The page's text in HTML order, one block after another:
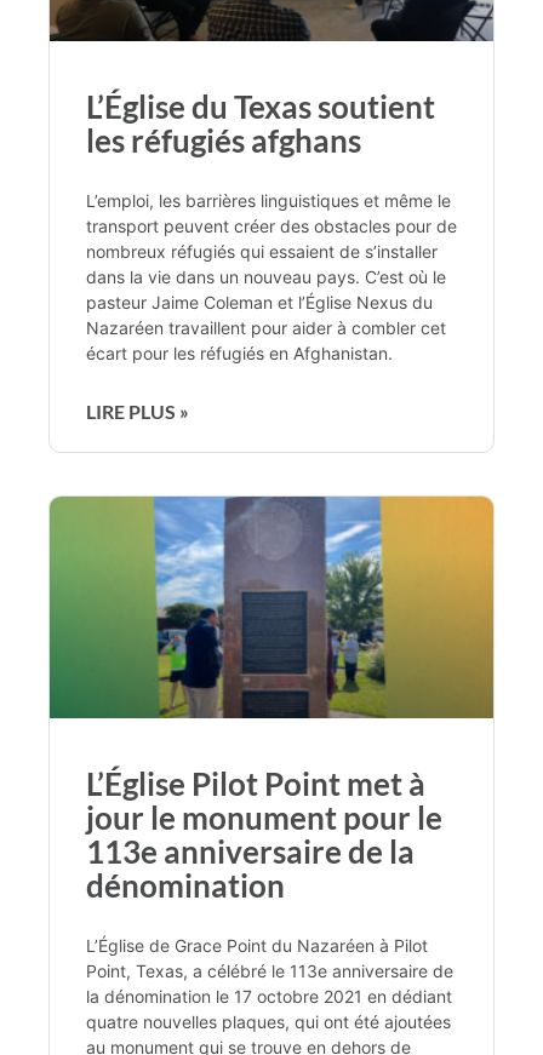
L’Église du Texas soutient
les réfugiés afghans
L’emploi, les barrières linguistiques et même le
transport peuvent créer des obstacles pour de
nombreux réfugiés qui essaient de s’installer
dans la vie dans un nouveau pays. C’est où le
pasteur Jaime Coleman et l’Église Nexus du
Nazaréen travaillent pour aider à combler cet
écart pour les réfugiés en Afghanistan.
LIRE PLUS »
L’Église Pilot Point met à
jour le monument pour le
113e anniversaire de la
dénomination
L’Église de Grace Point du Nazaréen à Pilot
Point, Texas, a célébré le 113e anniversaire de
la dénomination le 17 octobre 2021 en dédiant
quatre nouvelles plaques, qui ont été ajoutées
au monument qui se trouve en dehors de